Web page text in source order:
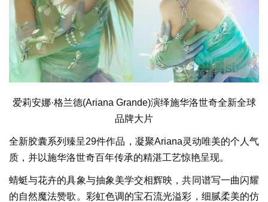
爱莉安娜·格兰德(Ariana Grande)演绎施华洛世奇全新全球
品牌大片
全新胶囊系列臻呈29件作品，凝聚Ariana灵动唯美的个人气
质，并以施华洛世奇百年传承的精湛工艺惊艳呈现。
蜻蜓与花卉的具象与抽象美学交相辉映，共同谱写一曲闪耀
的自然魔法赞歌。彩虹色调的宝石流光溢彩，细腻柔美的仿